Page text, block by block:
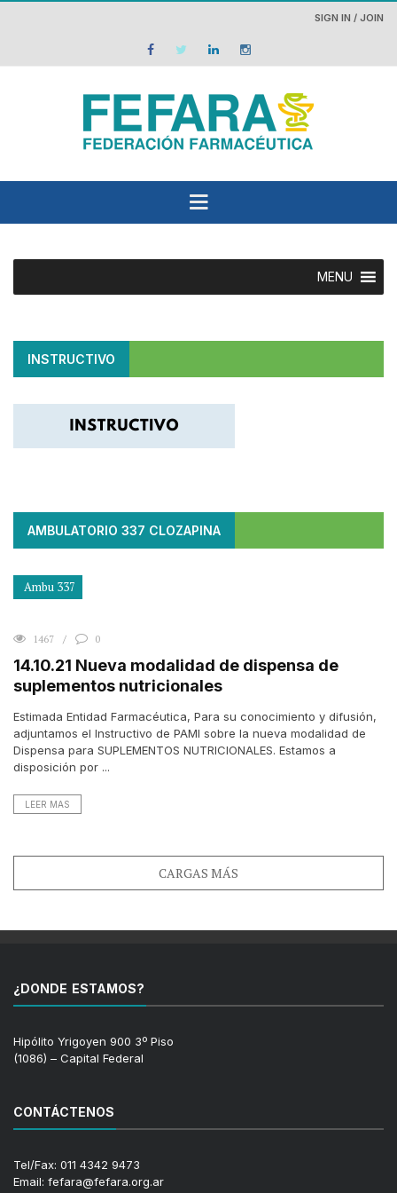
SIGN IN / JOIN
MENU
INSTRUCTIVO
AMBULATORIO 337 CLOZAPINA
Ambu 337
1467 0
14.10.21 Nueva modalidad de dispensa de
suplementos nutricionales
Estimada Entidad Farmacéutica, Para su conocimiento y difusión,
adjuntamos el Instructivo de PAMI sobre la nueva modalidad de
Dispensa para SUPLEMENTOS NUTRICIONALES. Estamos a
disposición por ...
LEER MAS
CARGAS MÁS
¿DONDE ESTAMOS?
Hipólito Yrigoyen 900 3º Piso
(1086) – Capital Federal
CONTÁCTENOS
Tel/Fax: 011 4342 9473
Email: fefara@fefara.org.ar